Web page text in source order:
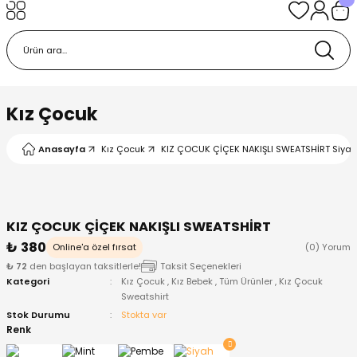
Kız Çocuk
Anasayfa Kız Çocuk KIZ ÇOCUK ÇİÇEK NAKIŞLI SWEATSHİRT
KIZ ÇOCUK ÇİÇEK NAKIŞLI SWEATSHİRT
₺ 380
Online'a özel fırsat
(0) Yorum
₺ 72 den başlayan taksitlerle!
Taksit Seçenekleri
Kategori
Kız Çocuk , Kız Bebek ,Tüm Ürünler , Kız Çocuk
Sweatshirt
Stok Durumu
Stokta var
Renk
Body
Bere ve Eldiven
Body
ve Patik
Çıkışı ve Zıbın Seti
Ürünleri